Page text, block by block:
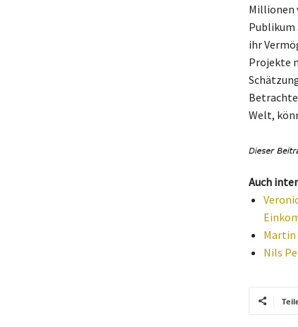
Millionen
Publikum
ihr
Projekte
Welt,
Auch
Martin
Nils